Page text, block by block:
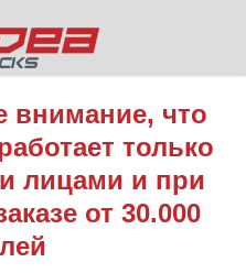
что
только
лицами и при
от 30.000